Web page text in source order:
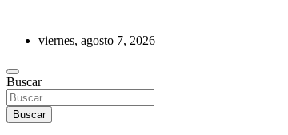
contenidoviernes, agosto 7, 2026
REVISTA DE PRENSA
Buscar
Buscar